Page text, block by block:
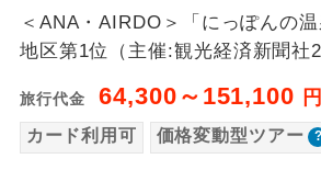
＜ANA・AIRDO＞「にっぽんの
地区第1位（主催:観光経済新聞社
旅行代金 64,300～151,100 円
カード利用可 価格変動型ツアー
行
現地到着空港（駅
（駅）まで添乗員
バスガイド乗
務
バスガイドが乗務
があります。
賃」を利用したツアーです
お申し込み時期・ご利用便の
以下の注意事項をあらかじめ